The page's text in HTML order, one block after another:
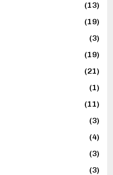
(13)
(19)
(3)
(19)
(21)
(1)
(11)
(3)
(4)
(3)
(3)